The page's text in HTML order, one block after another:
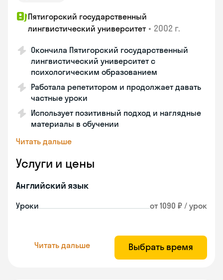
Пятигорский государственный
лингвистический университет • 2002 г.
Окончила Пятигорский государственный
лингвистический университет с
психологическим образованием
Работала репетитором и продолжает давать
частные уроки
Использует позитивный подход и наглядные
материалы в обучении
Читать дальше
Услуги и цены
Английский язык
Уроки от 1090 ₽ / урок
Читать дальше Выбрать время